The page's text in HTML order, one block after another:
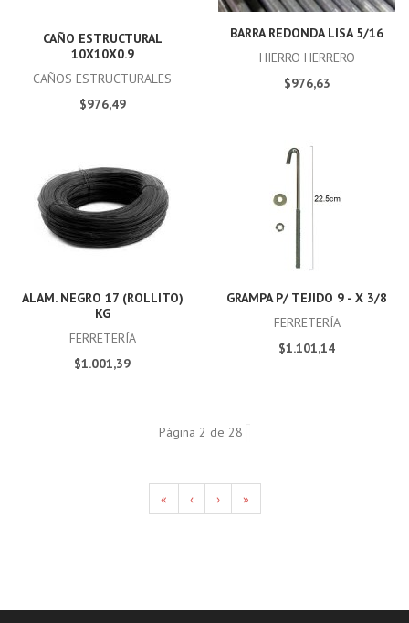
CAÑO ESTRUCTURAL
10X10X0.9
CAÑOS ESTRUCTURALES
$976,49
BARRA REDONDA LISA 5/16
HIERRO HERRERO
$976,63
ALAM. NEGRO 17 (ROLLITO)
KG
FERRETERÍA
$1.001,39
GRAMPA P/ TEJIDO 9 - X 3/8
FERRETERÍA
$1.101,14
Página 2 de 28
« ‹ › »